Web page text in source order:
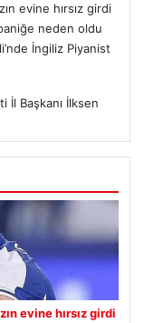
evine hırsız girdi
neden oldu
İngiliz Piyanist
İl Başkanı İlksen
evine hırsız girdi